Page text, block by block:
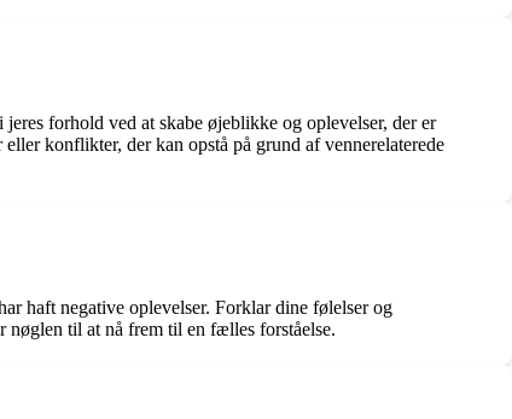
forhold ved at skabe øjeblikke og oplevelser, der er
konflikter, der kan opstå på grund af vennerelaterede
haft negative oplevelser. Forklar dine følelser og
til at nå frem til en fælles forståelse.